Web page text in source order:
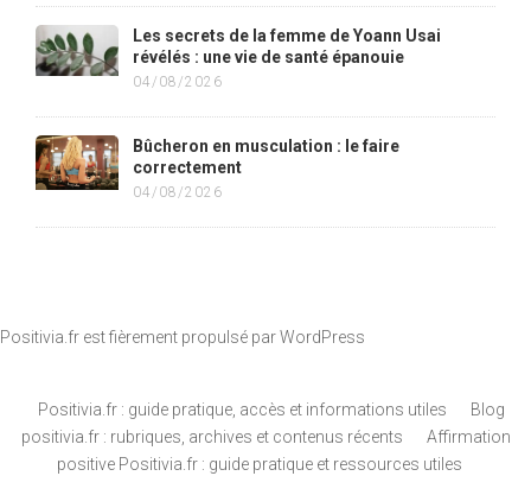
Les secrets de la femme de Yoann Usai
révélés : une vie de santé épanouie
04/08/2026
Bûcheron en musculation : le faire
correctement
04/08/2026
Positivia.fr est fièrement propulsé parWordPress
Positivia.fr : guide pratique, accès et informations utiles
Blog
positivia.fr : rubriques, archives et contenus récents
Affirmation
positive Positivia.fr : guide pratique et ressources utiles